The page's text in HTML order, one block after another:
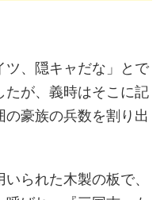
ツ、隠キャだな」とで
たが、義時はそこに記
の豪族の兵数を割り出
られた木製の板で、